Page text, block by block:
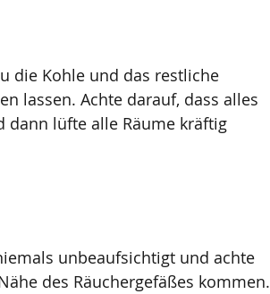
die Kohle und das restliche
lassen. Achte darauf, dass alles
dann lüfte alle Räume kräftig
unbeaufsichtigt und achte
des Räuchergefäßes kommen.